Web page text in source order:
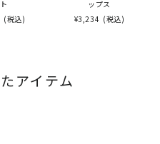
(税込)
ップス
¥3,234 (税込)
アイテム